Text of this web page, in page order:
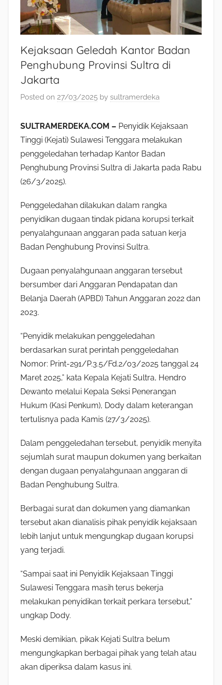
Kejaksaan Geledah Kantor Badan
Penghubung Provinsi Sultra di
Jakarta
Posted on 27/03/2025 by sultramerdeka
SULTRAMERDEKA.COM – Penyidik Kejaksaan
Tinggi (Kejati) Sulawesi Tenggara melakukan
penggeledahan terhadap Kantor Badan
Penghubung Provinsi Sultra di Jakarta pada Rabu
(26/3/2025).
Penggeledahan dilakukan dalam rangka
penyidikan dugaan tindak pidana korupsi terkait
penyalahgunaan anggaran pada satuan kerja
Badan Penghubung Provinsi Sultra.
Dugaan penyalahgunaan anggaran tersebut
bersumber dari Anggaran Pendapatan dan
Belanja Daerah (APBD) Tahun Anggaran 2022 dan
2023.
“Penyidik melakukan penggeledahan
berdasarkan surat perintah penggeledahan
Nomor: Print-291/P.3.5/Fd.2/03/2025 tanggal 24
Maret 2025,” kata Kepala Kejati Sultra, Hendro
Dewanto melalui Kepala Seksi Penerangan
Hukum (Kasi Penkum), Dody dalam keterangan
tertulisnya pada Kamis (27/3/2025).
Dalam penggeledahan tersebut, penyidik menyita
sejumlah surat maupun dokumen yang berkaitan
dengan dugaan penyalahgunaan anggaran di
Badan Penghubung Sultra.
Berbagai surat dan dokumen yang diamankan
tersebut akan dianalisis pihak penyidik kejaksaan
lebih lanjut untuk mengungkap dugaan korupsi
yang terjadi.
“Sampai saat ini Penyidik Kejaksaan Tinggi
Sulawesi Tenggara masih terus bekerja
melakukan penyidikan terkait perkara tersebut,”
ungkap Dody.
Meski demikian, pikak Kejati Sultra belum
mengungkapkan berbagai pihak yang telah atau
akan diperiksa dalam kasus ini.